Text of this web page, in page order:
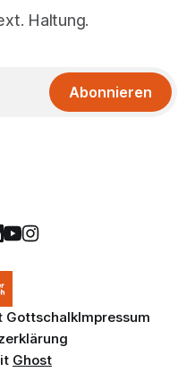
Haltung.
Abonnieren
GottschalkImpressum
Ghost